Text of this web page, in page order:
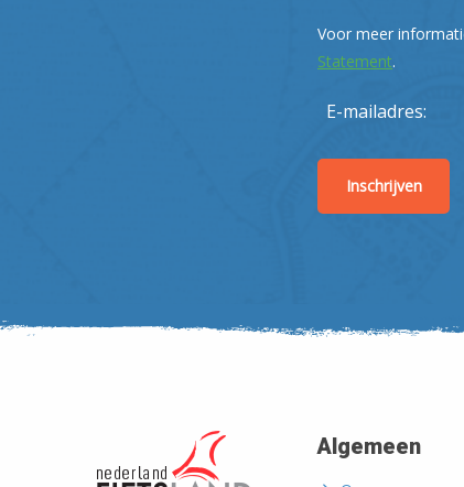
Voor meer
Statement.
E-mailadres:
Algemeen